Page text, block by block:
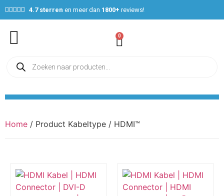
     4.7 sterren en meer dan 1800+ reviews!
0
Home / Product Kabeltype / HDMI™